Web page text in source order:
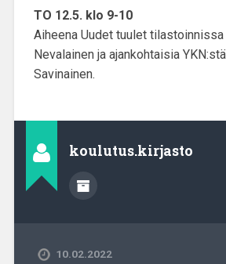
TO 12.5. klo 9-10
Aiheena Uudet tuulet
Nevalainen ja ajankohtaisia
Savinainen.
koulutus.kirjasto
10.02.2022